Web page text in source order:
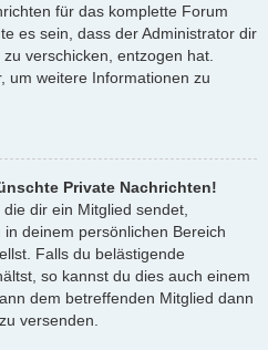
für das komplette Forum
es sein, dass der Administrator dir
verschicken, entzogen hat.
um weitere Informationen zu
Private Nachrichten!
dir ein Mitglied sendet,
deinem persönlichen Bereich
Falls du belästigende
so kannst du dies auch einem
dem betreffenden Mitglied dann
versenden.